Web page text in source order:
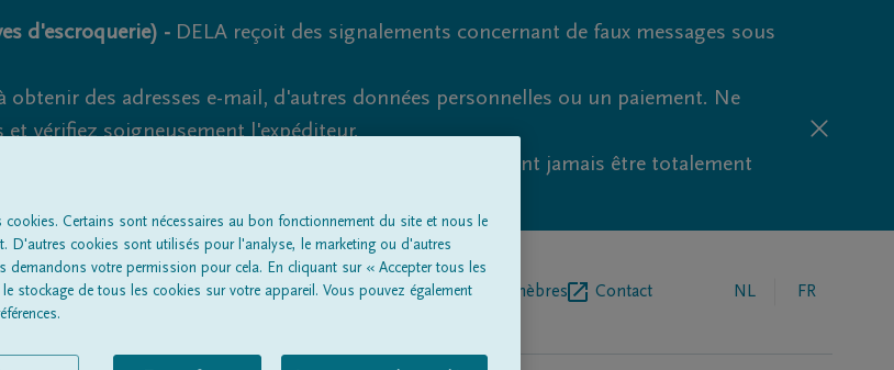
d'escroquerie) - DELA reçoit des signalements concernant de faux messages sous
obtenir des adresses e-mail, d'autres données personnelles ou un paiement. Ne
vérifiez soigneusement l'expéditeur.
les tentatives d'hameçonnage et de fraude ne peuvent jamais être totalement
Tous les avis de décèsÀ propos de nousEntrepreneur de pompes funèbres Contact NL FR
cookies. Certains sont nécessaires au bon fonctionnement du site et nous le
D'autres cookies sont utilisés pour l'analyse, le marketing ou d'autres
demandons votre permission pour cela. En cliquant sur « Accepter tous les
stockage de tous les cookies sur votre appareil. Vous pouvez également